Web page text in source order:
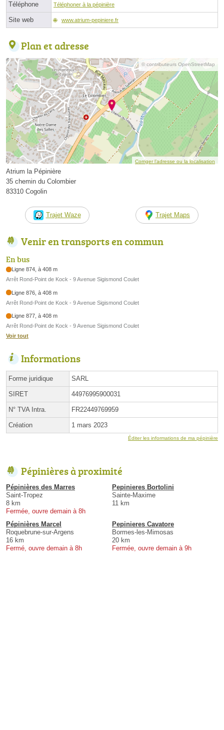
Téléphone Téléphoner à la pépinière
Site web www.atrium-pepiniere.fr
Plan et adresse
© contributeurs OpenStreetMap
Corriger l’adresse ou la localisation
Atrium la Pépinière
35 chemin du Colombier
83310 Cogolin
Trajet Waze Trajet Maps
Venir en transports en commun
En bus
Ligne 874, à 408 m
Arrêt Rond-Point de Kock - 9 Avenue Sigismond Coulet
Ligne 876, à 408 m
Arrêt Rond-Point de Kock - 9 Avenue Sigismond Coulet
Ligne 877, à 408 m
Arrêt Rond-Point de Kock - 9 Avenue Sigismond Coulet
Voir tout
Informations
Forme juridique SARL
SIRET 44976995900031
N° TVA Intra. FR22449769959
Création 1 mars 2023
Éditer les informations de ma pépinière
Pépinières à proximité
Pépinières des Marres
Saint-Tropez
8 km
Fermée, ouvre demain à 8h
Pepinieres Bortolini
Sainte-Maxime
11 km
Pépinières Marcel
Roquebrune-sur-Argens
16 km
Fermé, ouvre demain à 8h
Pepinieres Cavatore
Bormes-les-Mimosas
20 km
Fermée, ouvre demain à 9h